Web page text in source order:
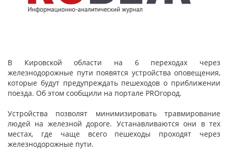
В Кировской области на 6 переходах через
железнодорожные пути появятся устройства оповещения,
которые будут предупреждать пешеходов о приближении
поезда. Об этом сообщили на портале PROгород.
Устройства позволят минимизировать травмирование
людей на железной дороге. Устанавливаются они в тех
местах, где чаще всего пешеходы проходят через
железнодорожные пути.